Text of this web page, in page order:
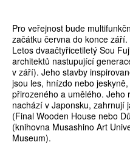
Pro veřejnost bude
začátku června do konce září.
Letos dvaačtyřicetiletý Sou
architektů nastupující
v září). Jeho stavby
jsou les, hnízdo nebo
přirozeného a umělého. Jeho
nachází v Japonsku, zahrnují
(Final Wooden House nebo
(knihovna Musashino Art
Museum).